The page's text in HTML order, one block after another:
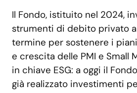
Il Fondo, istituito nel 2024,
strumenti di debito privato
termine per sostenere i
e crescita delle PMI e Small
in chiave ESG: a oggi il
già realizzato investimenti